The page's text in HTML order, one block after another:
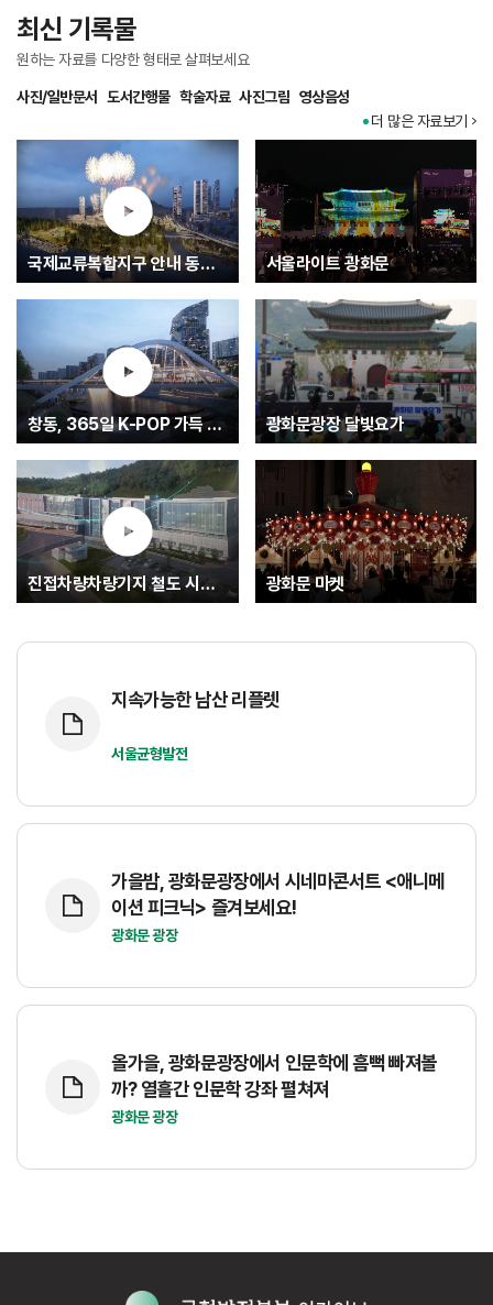
최신 기록물
원하는 자료를 다양한 형태로 살펴보세요
더 많은 자료보기
사진/일반문서 도서간행물 학술자료 사진그림 영상음성
국제교류복합지구 안내 동영상
창동, 365일 K-POP 가득 글로벌 문화중심지로.... K-엔터타운
진접차량차량기지 철도 시험운행(최종)
서울라이트 광화문
광화문광장 달빛요가
광화문 마켓
지속가능한 남산 리플렛
서울균형발전
가을밤, 광화문광장에서 시네마콘서트 <애니메
이션 피크닉> 즐겨보세요!
광화문 광장
올가을, 광화문광장에서 인문학에 흠뻑 빠져볼
까? 열흘간 인문학 강좌 펼쳐져
광화문 광장